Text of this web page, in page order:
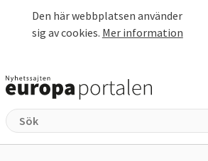
Den här webbplatsen använder
sig av cookies. Mer information